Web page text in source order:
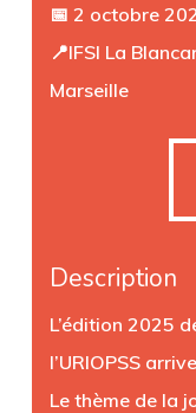
📅 2 octobre
📍IFSI La
Marseille
Description
L’édition 2025
l’URIOPSS
Le thème de la